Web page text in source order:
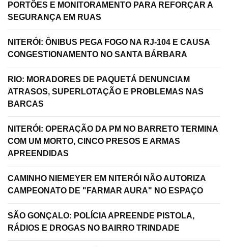
PORTÕES E MONITORAMENTO PARA REFORÇAR A
SEGURANÇA EM RUAS
NITERÓI: ÔNIBUS PEGA FOGO NA RJ-104 E CAUSA
CONGESTIONAMENTO NO SANTA BÁRBARA
RIO: MORADORES DE PAQUETÁ DENUNCIAM
ATRASOS, SUPERLOTAÇÃO E PROBLEMAS NAS
BARCAS
NITERÓI: OPERAÇÃO DA PM NO BARRETO TERMINA
COM UM MORTO, CINCO PRESOS E ARMAS
APREENDIDAS
CAMINHO NIEMEYER EM NITERÓI NÃO AUTORIZA
CAMPEONATO DE "FARMAR AURA" NO ESPAÇO
SÃO GONÇALO: POLÍCIA APREENDE PISTOLA,
RÁDIOS E DROGAS NO BAIRRO TRINDADE